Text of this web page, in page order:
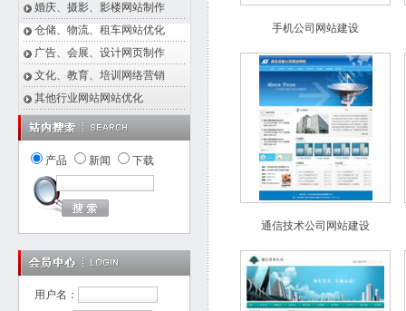
婚庆、摄影、影楼网站制作
仓储、物流、租车网站优化
广告、会展、设计网页制作
文化、教育、培训网络营销
其他行业网站网站优化
产品 新闻 下载
用户名：
手机公司网站建设
通信技术公司网站建设